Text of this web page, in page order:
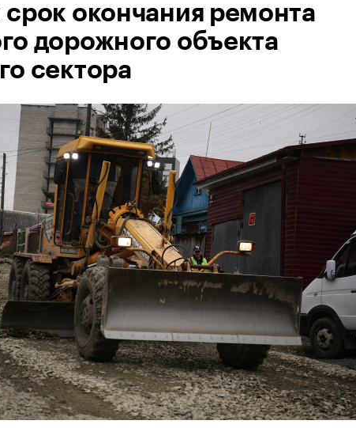
срок окончания ремонта
дорожного объекта
сектора